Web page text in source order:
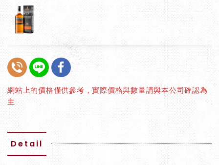
網站上的價格僅供參考，實際價格與數量請與本公司確認為
主
Detail